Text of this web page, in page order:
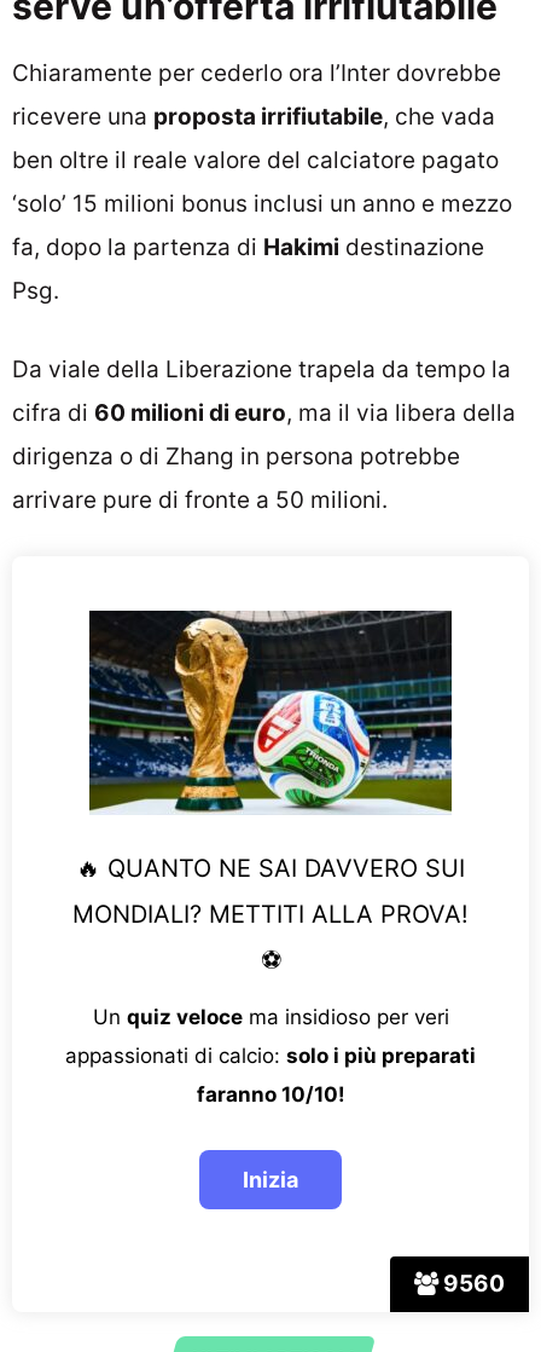
Chiaramente per cederlo ora l’Inter dovrebbe
ricevere una proposta irrifiutabile, che vada
ben oltre il reale valore del calciatore pagato
‘solo’ 15 milioni bonus inclusi un anno e mezzo
fa, dopo la partenza di Hakimi destinazione
Psg.
Da viale della Liberazione trapela da tempo la
cifra di 60 milioni di euro, ma il via libera della
dirigenza o di Zhang in persona potrebbe
arrivare pure di fronte a 50 milioni.
9560
🔥 QUANTO NE SAI DAVVERO SUI
MONDIALI? METTITI ALLA PROVA!
⚽
Un quiz velocema insidioso per veri
appassionati di calcio: solo i più preparati
faranno 10/10!